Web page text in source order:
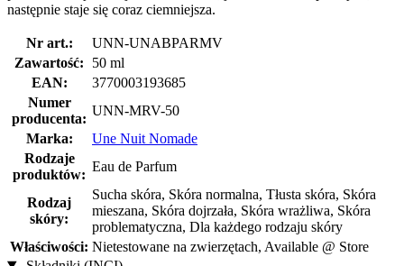
następnie staje się coraz ciemniejsza.
Nr art.:
UNN-UNABPARMV
Zawartość:
50 ml
EAN:
3770003193685
Numer
producenta:
UNN-MRV-50
Marka:
Une Nuit Nomade
Rodzaje
produktów:
Eau de Parfum
Rodzaj
skóry:
Sucha skóra, Skóra normalna, Tłusta skóra, Skóra
mieszana, Skóra dojrzała, Skóra wrażliwa, Skóra
problematyczna, Dla każdego rodzaju skóry
Właściwości: Nietestowane na zwierzętach, Available @ Store